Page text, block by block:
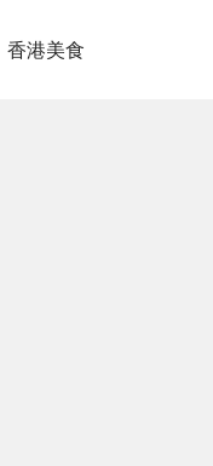
香港美食